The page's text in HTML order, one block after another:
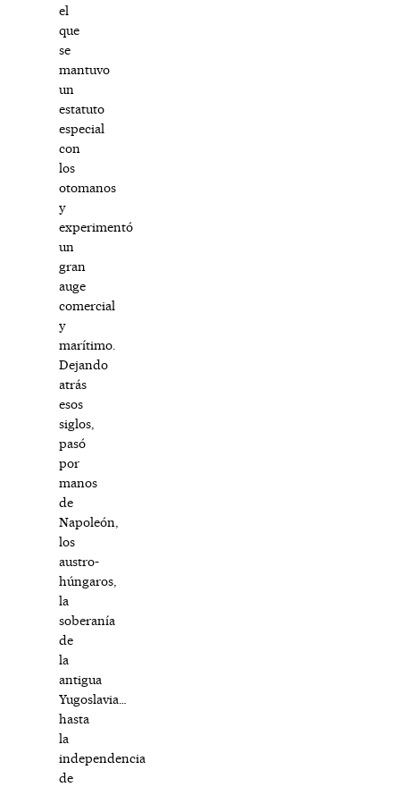
el
que
se
mantuvo
un
estatuto
especial
con
los
otomanos
y
experimentó
un
gran
auge
comercial
y
marítimo.
Dejando
atrás
esos
siglos,
pasó
por
manos
de
Napoleón,
los
austro-
húngaros,
la
soberanía
de
la
antigua
Yugoslavia…
hasta
la
independencia
de